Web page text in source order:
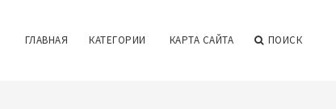
ГЛАВНАЯ КАТЕГОРИИ КАРТА САЙТА ПОИСК